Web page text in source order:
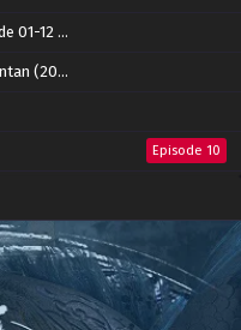
2 Episode 43 Subtitle
2 Episode 42 Subtitle
2 Episode 41 Subtitle
2 Episode 40
Batch
36 Batch
Episode 10
Episode 15